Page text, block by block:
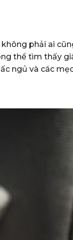
phải ai
thể tìm thấy
ngủ và các